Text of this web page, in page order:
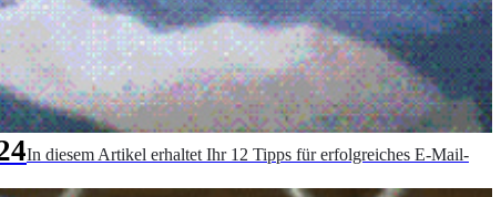
In diesem Artikel erhaltet Ihr 12 Tipps für erfolgreiches E-Mail-